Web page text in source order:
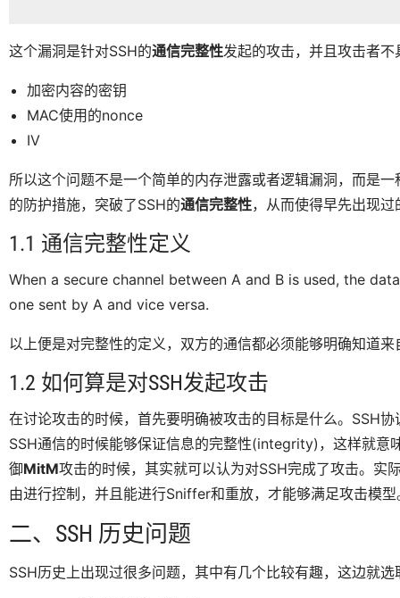
这个漏洞是针对SSH的通信完整性发起的攻击，并且攻击者
加密内容的密钥
MAC使用的nonce
IV
所以这个问题不是一个简单的内存泄露或者逻辑漏洞，而是
的防护措施，突破了SSH的通信完整性，从而使得早先出现
1.1 通信完整性定义
When a secure channel between A and B is used, the
one sent by A and vice versa.
以上便是对完整性的定义，双方的通信都必须能够明确知道
1.2 如何算是对SSH发起攻击
在讨论攻击的时候，首先要明确被攻击的目标是什么。SSH
SSH通信的时候能够保证信息的完整性(integrity)，这样就意
御MitM攻击的时候，其实就可以认为对SSH完成了攻击。实
由进行控制，并且能进行Sniffer和重放，才能够满足攻击模型
二、SSH 历史问题
SSH历史上出现过很多问题，其中有几个比较有趣，这边就